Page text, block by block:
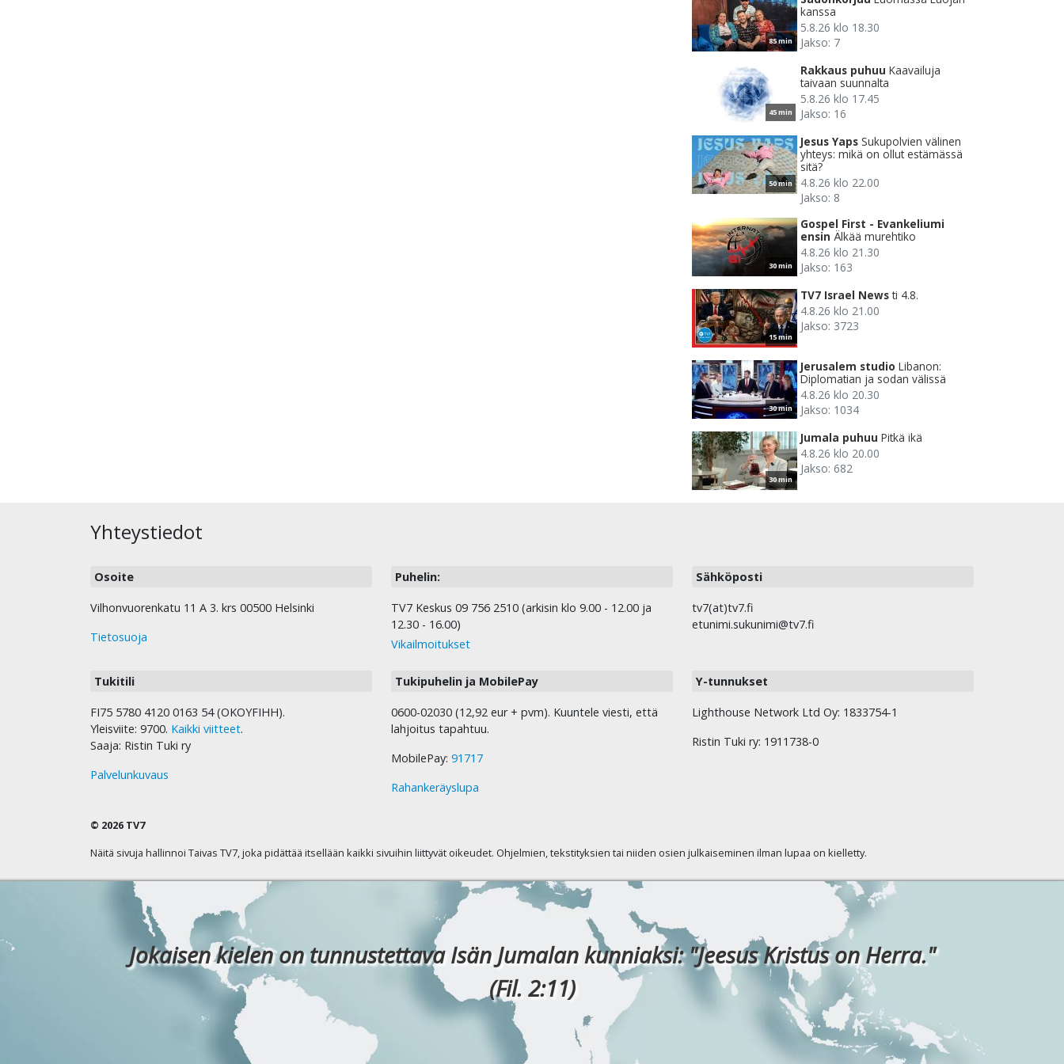
85 min
kanssa
5.8.26 klo 18.30
Jakso: 7
45 min
Rakkaus puhuu Kaavailuja
taivaan suunnalta
5.8.26 klo 17.45
Jakso: 16
50 min
Jesus Yaps Sukupolvien välinen
yhteys: mikä on ollut estämässä
sitä?
4.8.26 klo 22.00
Jakso: 8
30 min
Gospel First - Evankeliumi
ensin Älkää murehtiko
4.8.26 klo 21.30
Jakso: 163
15 min
TV7 Israel News ti 4.8.
4.8.26 klo 21.00
Jakso: 3723
30 min
Jerusalem studio Libanon:
Diplomatian ja sodan välissä
4.8.26 klo 20.30
Jakso: 1034
30 min
Jumala puhuu Pitkä ikä
4.8.26 klo 20.00
Jakso: 682
Yhteystiedot
Osoite
Vilhonvuorenkatu 11 A 3. krs 00500 Helsinki
Tietosuoja
Puhelin:
TV7 Keskus 09 756 2510 (arkisin klo 9.00 - 12.00 ja
12.30 - 16.00)
Vikailmoitukset
Sähköposti
tv7(at)tv7.fi
etunimi.sukunimi@tv7.fi
Tukitili
FI75 5780 4120 0163 54 (OKOYFIHH).
Yleisviite: 9700. Kaikki viitteet.
Saaja: Ristin Tuki ry
Palvelunkuvaus
Tukipuhelin ja MobilePay
0600-02030 (12,92 eur + pvm). Kuuntele viesti, että
lahjoitus tapahtuu.
MobilePay: 91717
Rahankeräyslupa
Y-tunnukset
Lighthouse Network Ltd Oy: 1833754-1
Ristin Tuki ry: 1911738-0
© 2026 TV7
Näitä sivuja hallinnoi Taivas TV7, joka pidättää itsellään kaikki sivuihin liittyvät oikeudet. Ohjelmien, tekstityksien tai niiden osien julkaiseminen ilman lupaa on kielletty.
Jokaisen kielen on tunnustettava Isän Jumalan kunniaksi: "Jeesus Kristus on Herra."
(Fil. 2:11)